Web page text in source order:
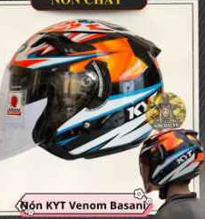
Biên Hòa, ĐN.
nonchatbh@gmail.com